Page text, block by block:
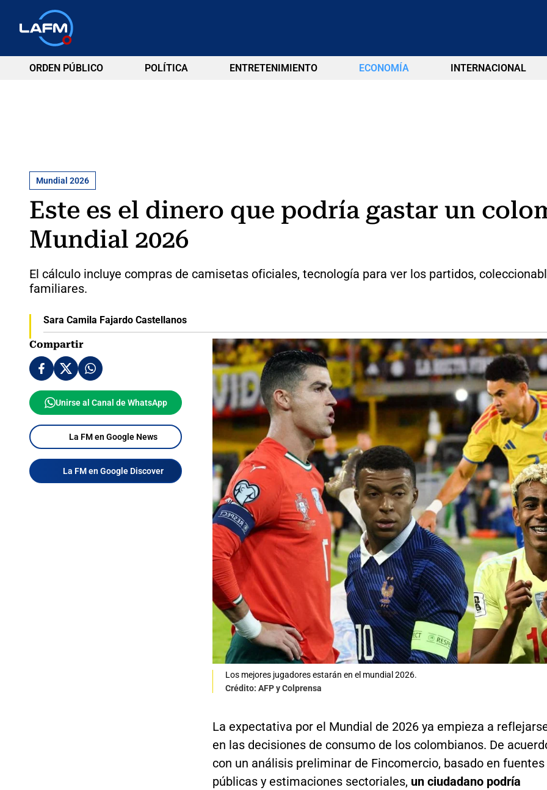
ORDEN PÚBLICO POLÍTICA ENTRETENIMIENTO ECONOMÍA INTERNACIONAL
Mundial 2026
Este es el dinero que podría gastar un
Mundial 2026
El cálculo incluye compras de camisetas oficiales, tecnología para ver los partidos,
familiares.
Sara Camila Fajardo Castellanos
Compartir
Unirse al Canal de WhatsApp
La FM en Google News
La FM en Google Discover
Los mejores jugadores estarán en el mundial 2026.
Crédito: AFP y Colprensa
La expectativa por el Mundial de 2026 ya empieza a
en las decisiones de consumo de los colombianos. De
con un análisis preliminar de Fincomercio, basado en fuentes
públicas y estimaciones sectoriales, un ciudadano podría